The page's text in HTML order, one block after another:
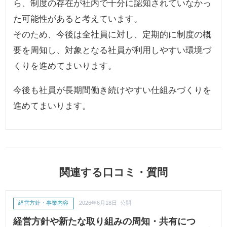
ら、制度の存在が社内で十分に認知されていなかっ
た可能性があると考えています。
そのため、今後は全社員に対し、定期的に制度の概
要を周知し、対象となる社員が利用しやすい環境づ
くりを進めてまいります。
今後も社員が長期間働き続けやすい仕組みづくりを
進めてまいります。
関連する口コミ・質問
経営方針や新たな取り組みの周知・共有につ
経営方針・事業内容 2026年6月18日 公開